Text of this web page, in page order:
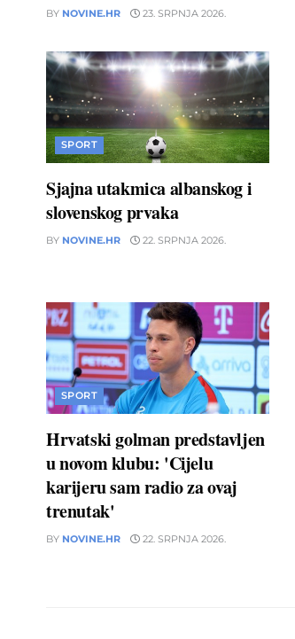
BY NOVINE.HR 23. SRPNJA 2026.
SPORT
Sjajna utakmica albanskog i
slovenskog prvaka
BY NOVINE.HR 22. SRPNJA 2026.
SPORT
Hrvatski golman predstavljen
u novom klubu: 'Cijelu
karijeru sam radio za ovaj
trenutak'
BY NOVINE.HR 22. SRPNJA 2026.